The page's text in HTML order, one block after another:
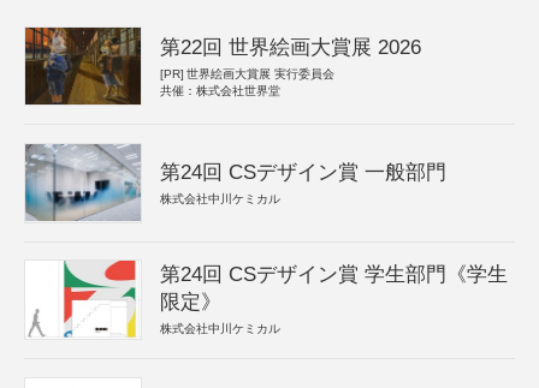
第22回 世界絵画大賞展 2026
[PR] 世界絵画大賞展 実行委員会
共催：株式会社世界堂
第24回 CSデザイン賞 一般部門
株式会社中川ケミカル
第24回 CSデザイン賞 学生部門《学生
限定》
株式会社中川ケミカル